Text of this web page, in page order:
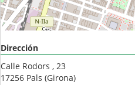
Dirección
Calle Rodors , 23
17256 Pals (Girona)